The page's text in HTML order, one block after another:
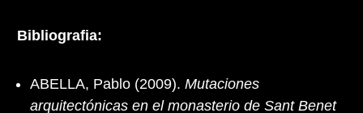
Bibliografia:
ABELLA, Pablo (2009). Mutaciones
arquitectónicas en el monasterio de Sant Benet